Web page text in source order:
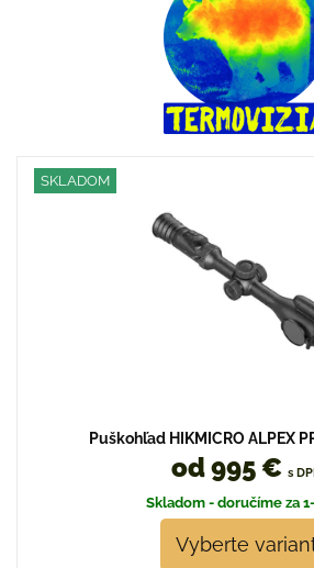
SKLADOM
Puškohľad HIKMICRO ALPEX
od 995 € s
Skladom - doručíme za
Vyberte